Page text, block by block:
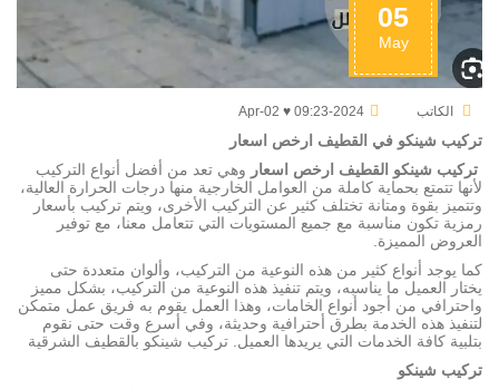
05
May
الكاتب 2024-Apr-02 ♥ 09:23
تركيب شينكو في القطيف ارخص اسعار
تركيب شينكو القطيف ارخص اسعار وهي تعد من أفضل أنواع التركيب
لأنها تتمتع بحماية كاملة من العوامل الخارجية منها درجات الحرارة العالية،
وتتميز بقوة ومتانة تختلف كثير عن التركيب الأخرى، ويتم تركيب بأسعار
رمزية تكون مناسبة مع جميع المستويات التي تتعامل معنا، مع توفير
العروض المميزة.
كما يوجد أنواع كثير من هذه النوعية من التركيب، وألوان متعددة حتى
يختار العميل ما يناسبه، ويتم تنفيذ هذه النوعية من التركيب، بشكل مميز
واحترافي من أجود أنواع الخامات، وهذا العمل يقوم به فريق عمل متمكن
لتنفيذ هذه الخدمة بطرق أحترافية وحديثة، وفي أسرع وقت حتى نقوم
بتلبية كافة الخدمات التي يريدها العميل. تركيب شينكو بالقطيف الشرقية
تركيب شينكو